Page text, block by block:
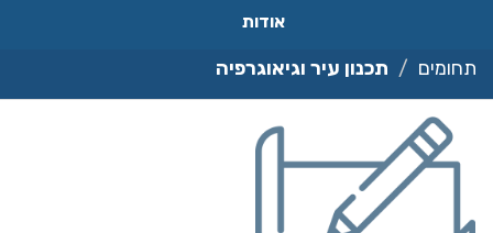
אודות
תחומים תכנון עיר וגיאוגרפיה